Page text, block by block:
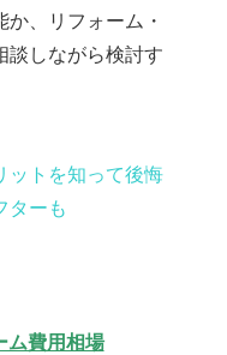
、リフォーム・
談しながら検討す
ットを知って後悔
ターも
ム費用相場